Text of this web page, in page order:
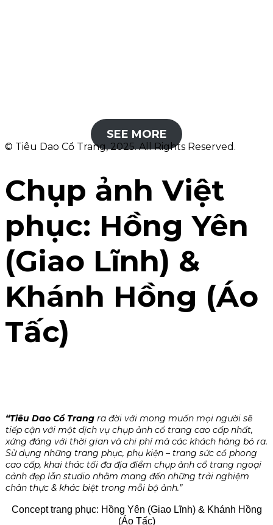
SEE MORE
© Tiêu Dao Cổ Trang, 2025. All Rights Reserved.
Chụp ảnh Việt
phục: Hồng Yên
(Giao Lĩnh) &
Khánh Hồng (Áo
Tấc)
“Tiêu Dao Cổ Trang ra đời với mong muốn mọi người sẽ
tiếp cận với một dịch vụ chụp ảnh cổ trang cao cấp nhất,
xứng đáng với thời gian và chi phí mà các khách hàng bỏ ra.
Sử dụng những trang phục, phụ kiện – trang sức cổ phong
cao cấp, khai thác tối đa địa điểm chụp ảnh cổ trang ngoại
cảnh đẹp lẫn studio nhằm mang đến những trải nghiệm
chân thực & khác biệt trong mỗi bộ ảnh.”
Concept trang phục: Hồng Yên (Giao Lĩnh) & Khánh Hồng
(Áo Tấc)